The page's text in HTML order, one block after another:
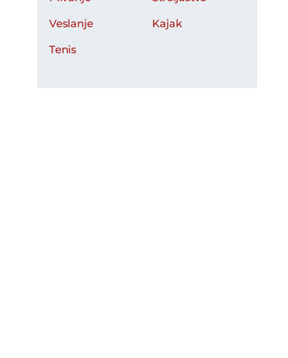
Veslanje
Kajak
Tenis